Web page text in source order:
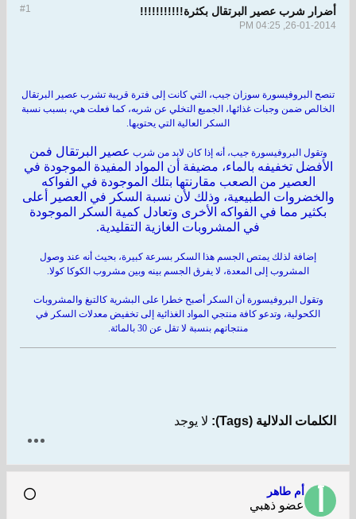
#1 أضرار شرب عصير البرتقال بكثرة!!!!!!!!!!!
26-01-2014, 04:25 PM
تنصح البروفيسورة سوزان جيب، التي كانت إلى فترة قريبة تشرب عصير البرتقال
الخالص ضمن وجبات غذائها، الجميع التخلي عن شربه، كما فعلت هي، بسبب نسبة
السكر العالية التي يحتويها.
وتقول البروفيسورة جيب، أنه إذا كان لابد من شرب عصير البرتقال فمن
الأفضل تخفيفه بالماء، مضيفة أن المواد المفيدة الموجودة في
العصير من الصعب مقارنتها بتلك الموجودة في الفواكه
والخضروات الطبيعية، وذلك لأن نسبة السكر في العصير أعلى
بكثير مما في الفواكه الأخرى وتعادل كمية السكر الموجودة
في المشروبات الغازية التقليدية.
إضافة لذلك يمتص الجسم هذا السكر بسرعة كبيرة، بحيث أنه عند وصول
المشروب إلى المعدة، لا يفرق الجسم بينه وبين مشروب الكوكا كولا.
وتقول البروفيسورة أن السكر أصبح خطرا على البشرية كالتبغ والمشروبات
الكحولية، وتدعو كافة منتجي المواد الغذائية إلى تخفيض معدلات السكر في
منتجاتهم بنسبة لا تقل عن 30 بالمائة.
الكلمات الدلالية (Tags): لا يوجد
أم طاهر
عضو ذهبي